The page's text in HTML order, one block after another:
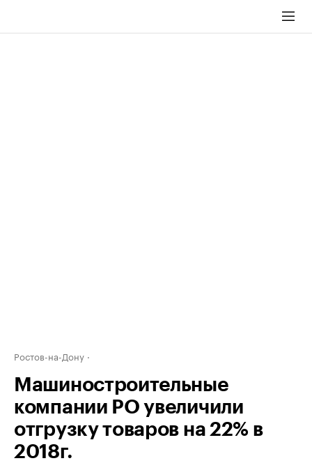
Ростов-на-Дону
Машиностроительные
компании РО увеличили
отгрузку товаров на 22% в
2018г.